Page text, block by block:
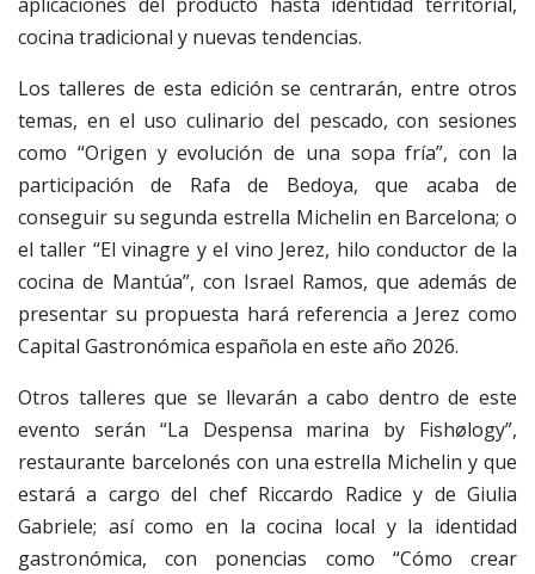
cocina tradicional y nuevas tendencias.
Los talleres de esta edición se centrarán, entre otros
temas, en el uso culinario del pescado, con sesiones
como “Origen y evolución de una sopa fría”, con la
participación de Rafa de Bedoya, que acaba de
conseguir su segunda estrella Michelin en Barcelona; o
el taller “El vinagre y el vino Jerez, hilo conductor de la
cocina de Mantúa”, con Israel Ramos, que además de
presentar su propuesta hará referencia a Jerez como
Capital Gastronómica española en este año 2026.
Otros talleres que se llevarán a cabo dentro de este
evento serán “La Despensa marina by Fishølogy”,
restaurante barcelonés con una estrella Michelin y que
estará a cargo del chef Riccardo Radice y de Giulia
Gabriele; así como en la cocina local y la identidad
gastronómica, con ponencias como “Cómo crear